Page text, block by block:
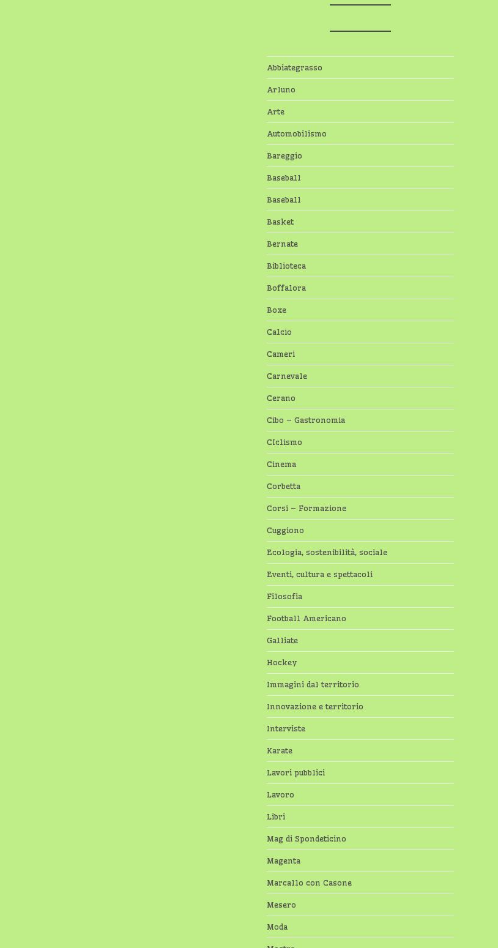
Abbiategrasso
Arluno
Arte
Automobilismo
Bareggio
Baseball
Baseball
Basket
Bernate
Biblioteca
Boffalora
Boxe
Calcio
Cameri
Carnevale
Cerano
Cibo – Gastronomia
CIclismo
Cinema
Corbetta
Corsi – Formazione
Cuggiono
Ecologia, sostenibilità, sociale
Eventi, cultura e spettacoli
Filosofia
Football Americano
Galliate
Hockey
Immagini dal territorio
Innovazione e territorio
Interviste
Karate
Lavori pubblici
Lavoro
Libri
Mag di Spondeticino
Magenta
Marcallo con Casone
Mesero
Moda